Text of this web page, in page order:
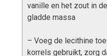
vanille en het zout in
gladde massa
– Voeg de lecithine
korrels gebruikt, zorg